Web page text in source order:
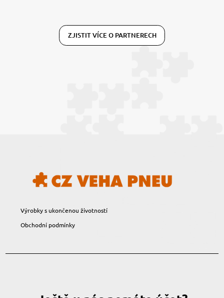
ZJISTIT VÍCE O PARTNERECH
Výrobky s ukončenou životností
Obchodní podmínky